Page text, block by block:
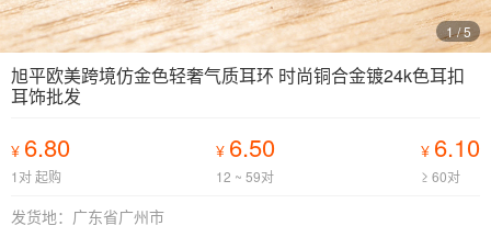
1 / 5
旭平欧美跨境仿金色轻奢气质耳环 时尚铜合金镀24k色耳扣
耳饰批发
¥ 6.80
1对 起购
¥ 6.50
12 ~ 59对
¥ 6.10
≥ 60对
发货地：广东省广州市